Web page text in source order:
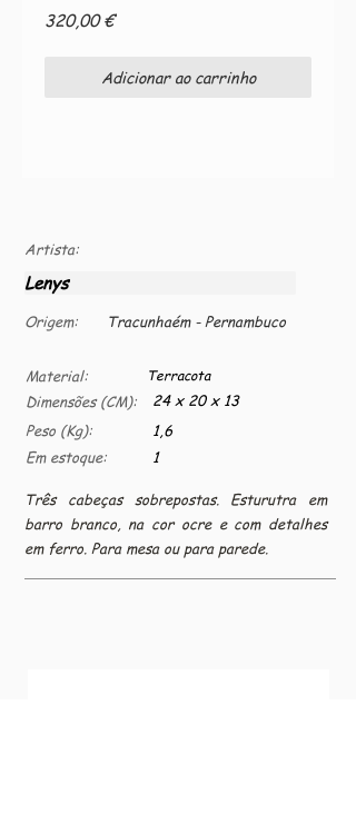
320,00 €Preço
Adicionar ao carrinho
Artista:
Lenys
Origem: Tracunhaém - Pernambuco
Material:
Dimensões (CM):
Peso (Kg):
Em estoque:
Terracota
24 x 20 x 13
1,6
1
Três cabeças sobrepostas. Esturutra em
barro branco, na cor ocre e com detalhes
em ferro. Para mesa ou para parede.